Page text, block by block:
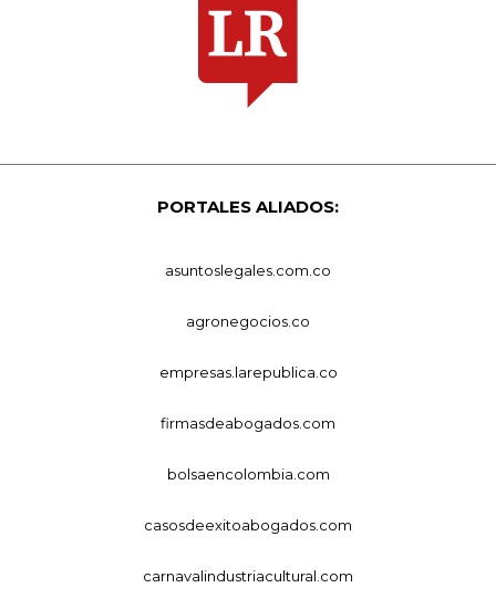
PORTALES ALIADOS:
asuntoslegales.com.co
agronegocios.co
empresas.larepublica.co
firmasdeabogados.com
bolsaencolombia.com
casosdeexitoabogados.com
carnavalindustriacultural.com